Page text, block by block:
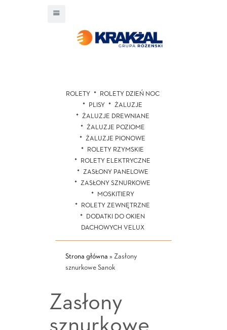
ROLETY
ROLETY DZIEŃ NOC
PLISY
ŻALUZJE
ŻALUZJE DREWNIANE
ŻALUZJE POZIOME
ŻALUZJE PIONOWE
ROLETY RZYMSKIE
ROLETY ELEKTRYCZNE
ZASŁONY PANELOWE
ZASŁONY SZNURKOWE
MOSKITIERY
ROLETY ZEWNĘTRZNE
DODATKI DO OKIEN
DACHOWYCH VELUX
Strona główna » Zasłony
sznurkowe Sanok
Zasłony